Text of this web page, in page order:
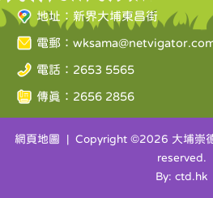
地址：新界大埔東昌街
電郵：
電話：2653 5565
傳真：2656 2856
網頁地圖 | Copyright ©2026 大埔崇
reserved.
By: ctd.hk